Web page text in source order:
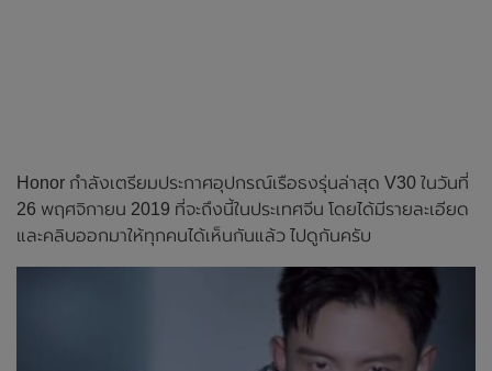
Honor กำลังเตรียมประกาศอุปกรณ์เรือธงรุ่นล่าสุด V30 ในวันที่
26 พฤศจิกายน 2019 ที่จะถึงนี้ในประเทศจีน โดยได้มีรายละเอียด
และคลิบออกมาให้ทุกคนได้เห็นกันแล้ว ไปดูกันครับ